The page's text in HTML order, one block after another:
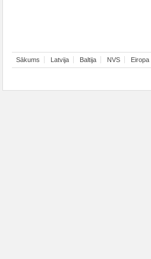
Sākums Latvija Baltija NVS Eiropa